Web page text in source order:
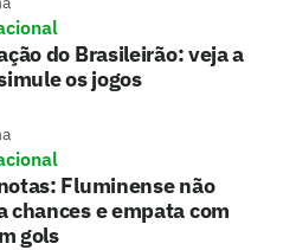
do Brasileirão: veja a
os jogos
Fluminense não
chances e empata com
gols